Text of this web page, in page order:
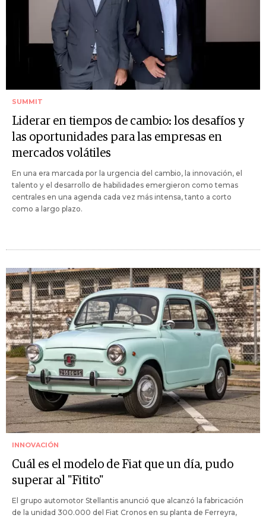
SUMMIT
Liderar en tiempos de cambio: los desafíos y
las oportunidades para las empresas en
mercados volátiles
En una era marcada por la urgencia del cambio, la innovación, el
talento y el desarrollo de habilidades emergieron como temas
centrales en una agenda cada vez más intensa, tanto a corto
como a largo plazo.
INNOVACIÓN
Cuál es el modelo de Fiat que un día, pudo
superar al "Fitito"
El grupo automotor Stellantis anunció que alcanzó la fabricación
de la unidad 300.000 del Fiat Cronos en su planta de Ferreyra,